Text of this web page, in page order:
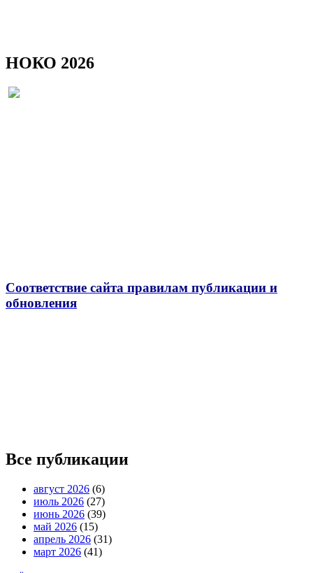
НОКО 2026
Соответствие сайта правилам публикации и
обновления
Все публикации
август 2026 (6)
июль 2026 (27)
июнь 2026 (39)
май 2026 (15)
апрель 2026 (31)
март 2026 (41)